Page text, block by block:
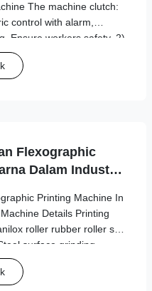
The machine clutch:
control with alarm,
Ensure workers safety. 2)
3) the main motor
motor, frequency ...
Flexographic
Dalam Industri
Printing Machine In
Details Printing
roller rubber roller set
surface grinding,
plating. Balance
Mesh ...